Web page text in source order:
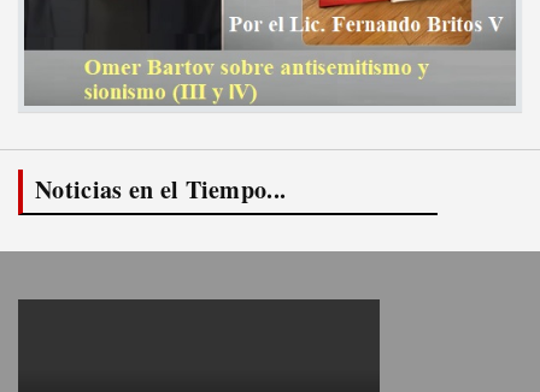
Noticias en el Tiempo...